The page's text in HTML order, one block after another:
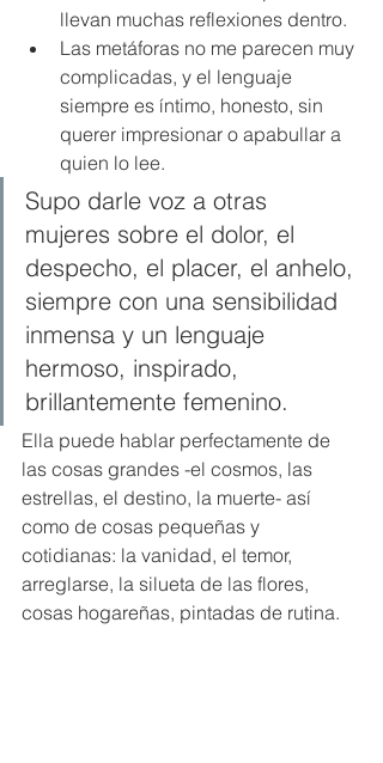
llevan muchas reflexiones dentro.
Las metáforas no me parecen muy
complicadas, y el lenguaje
siempre es íntimo, honesto, sin
querer impresionar o apabullar a
quien lo lee.
Supo darle voz a otras
mujeres sobre el dolor, el
despecho, el placer, el anhelo,
siempre con una sensibilidad
inmensa y un lenguaje
hermoso, inspirado,
brillantemente femenino.
Ella puede hablar perfectamente de
las cosas grandes -el cosmos, las
estrellas, el destino, la muerte- así
como de cosas pequeñas y
cotidianas: la vanidad, el temor,
arreglarse, la silueta de las flores,
cosas hogareñas, pintadas de rutina.